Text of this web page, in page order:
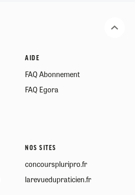
AIDE
FAQ Abonnement
FAQ Egora
NOS SITES
concourspluripro.fr
larevuedupraticien.fr